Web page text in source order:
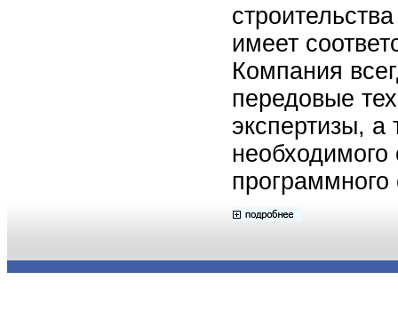
имеет
Компания
передовые
экспертизы, а
необходимого